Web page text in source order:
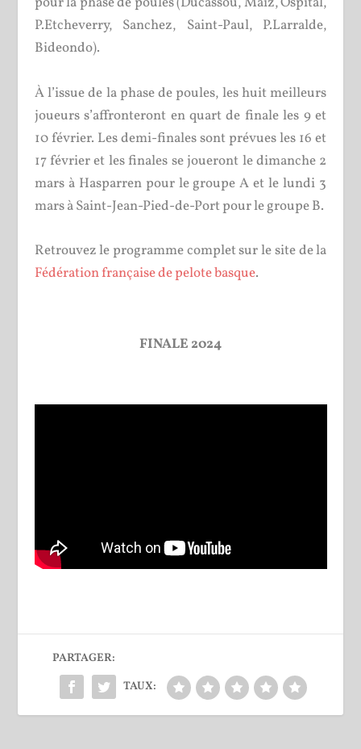
P.Etcheverry, Sanchez, Saint-Paul, P.Larralde,
Bideondo).
À l’issue de la phase de poules, les huit meilleurs
joueurs s’affronteront en quart de finale les 9 et
10 février. Les demi-finales sont prévues les 16 et
17 février et les finales se joueront le dimanche 2
mars à Hasparren pour le groupe A et le lundi 3
mars à Saint-Jean-Pied-de-Port pour le groupe B.
Retrouvez le programme complet sur le site de la
Fédération française de pelote basque.
FINALE 2024
PARTAGER:
TAUX: